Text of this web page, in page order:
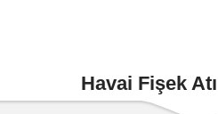
Havai Fişek